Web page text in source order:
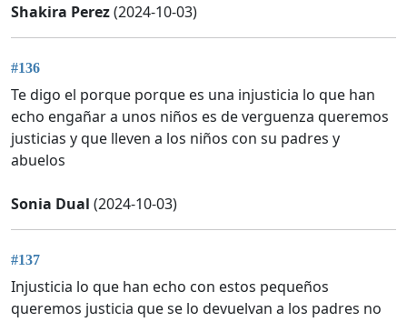
Shakira Perez(2024-10-03)
#136
Te digo el porque porque es una injusticia lo que han
echo engañar a unos niños es de verguenza queremos
justicias y que lleven a los niños con su padres y
abuelos
Sonia Dual (2024-10-03)
#137
Injusticia lo que han echo con estos pequeños
queremos justicia que se lo devuelvan a los padres no